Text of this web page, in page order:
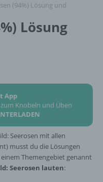
(94%) Lösung und
Lösung
App
Knobeln und Üben
Seerosen mit allen
musst du die Lösungen
Themengebiet genannt
Seerosen lauten: